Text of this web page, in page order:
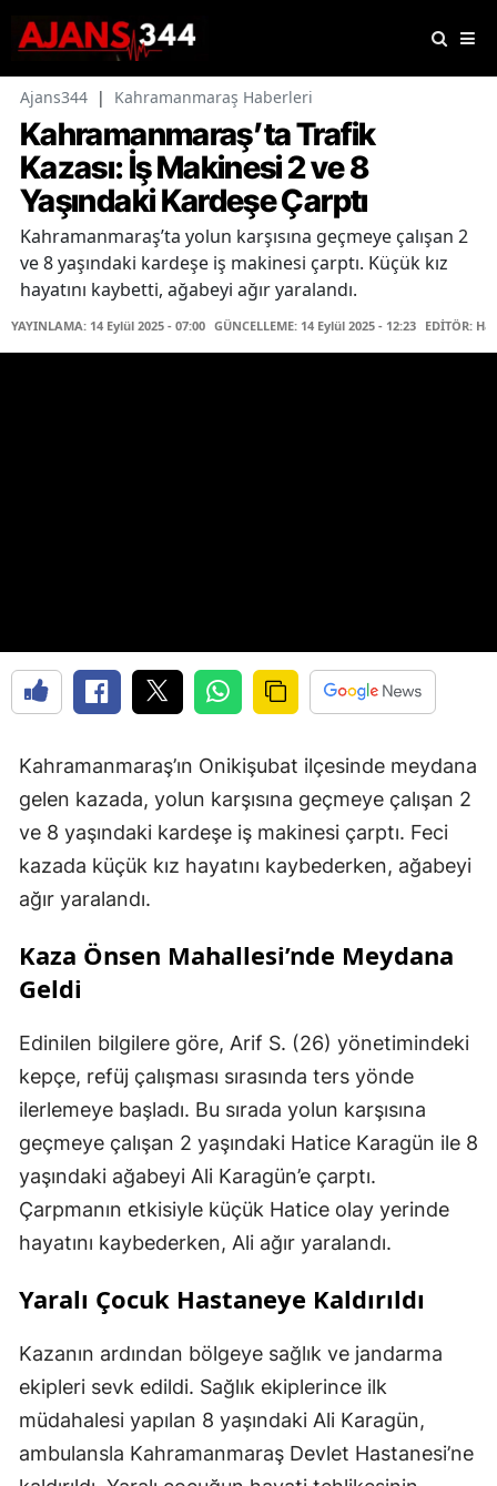
Ajans344 | Kahramanmaraş Haberleri
Kahramanmaraş’ta Trafik
Kazası: İş Makinesi 2 ve 8
Yaşındaki Kardeşe Çarptı
Kahramanmaraş’ta yolun karşısına geçmeye çalışan 2
ve 8 yaşındaki kardeşe iş makinesi çarptı. Küçük kız
hayatını kaybetti, ağabeyi ağır yaralandı.
YAYINLAMA: 14 Eylül 2025 - 07:00 GÜNCELLEME: 14 Eylül 2025 - 12:23 EDİTÖR:
Kahramanmaraş’ın Onikişubat ilçesinde meydana
gelen kazada, yolun karşısına geçmeye çalışan 2
ve 8 yaşındaki kardeşe iş makinesi çarptı. Feci
kazada küçük kız hayatını kaybederken, ağabeyi
ağır yaralandı.
Kaza Önsen Mahallesi’nde Meydana
Geldi
Edinilen bilgilere göre, Arif S. (26) yönetimindeki
kepçe, refüj çalışması sırasında ters yönde
ilerlemeye başladı. Bu sırada yolun karşısına
geçmeye çalışan 2 yaşındaki Hatice Karagün ile 8
yaşındaki ağabeyi Ali Karagün’e çarptı.
Çarpmanın etkisiyle küçük Hatice olay yerinde
hayatını kaybederken, Ali ağır yaralandı.
Yaralı Çocuk Hastaneye Kaldırıldı
Kazanın ardından bölgeye sağlık ve jandarma
ekipleri sevk edildi. Sağlık ekiplerince ilk
müdahalesi yapılan 8 yaşındaki Ali Karagün,
ambulansla Kahramanmaraş Devlet Hastanesi’ne